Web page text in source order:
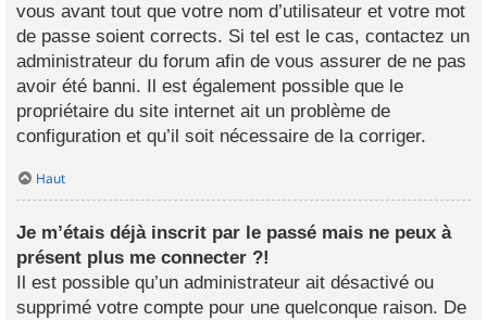
vous avant tout que votre nom d’utilisateur et votre mot
de passe soient corrects. Si tel est le cas, contactez un
administrateur du forum afin de vous assurer de ne pas
avoir été banni. Il est également possible que le
propriétaire du site internet ait un problème de
configuration et qu’il soit nécessaire de la corriger.
Haut
Je m’étais déjà inscrit par le passé mais ne peux à
présent plus me connecter ?!
Il est possible qu’un administrateur ait désactivé ou
supprimé votre compte pour une quelconque raison. De